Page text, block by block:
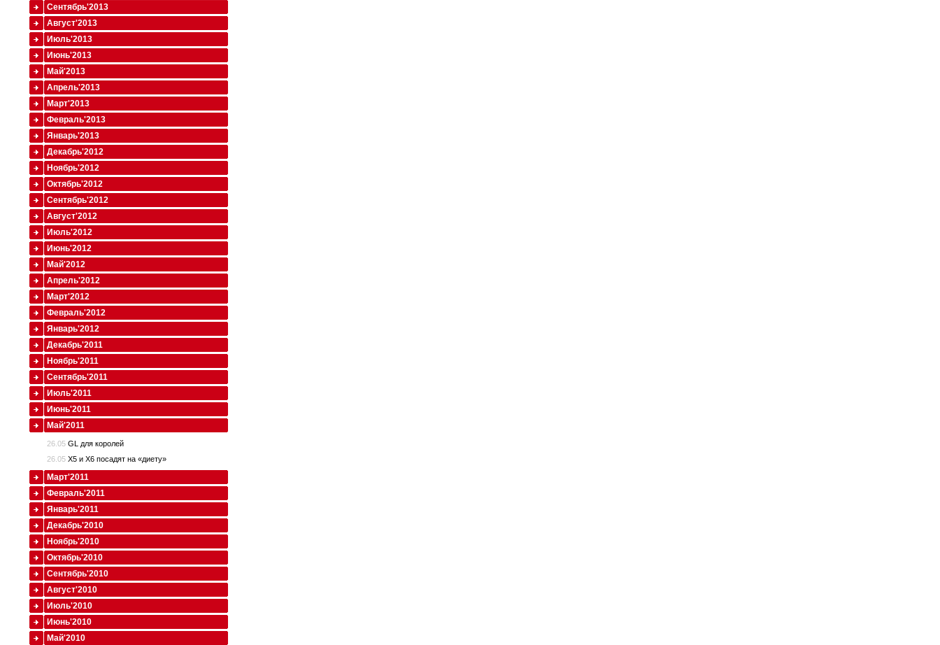
Сентябрь'2013
Август'2013
Июль'2013
Июнь'2013
Май'2013
Апрель'2013
Март'2013
Февраль'2013
Январь'2013
Декабрь'2012
Ноябрь'2012
Октябрь'2012
Сентябрь'2012
Август'2012
Июль'2012
Июнь'2012
Май'2012
Апрель'2012
Март'2012
Февраль'2012
Январь'2012
Декабрь'2011
Ноябрь'2011
Сентябрь'2011
Июль'2011
Июнь'2011
Май'2011
26.05 GL для королей
26.05 X5 и X6 посадят на «диету»
Март'2011
Февраль'2011
Январь'2011
Декабрь'2010
Ноябрь'2010
Октябрь'2010
Сентябрь'2010
Август'2010
Июль'2010
Июнь'2010
Май'2010